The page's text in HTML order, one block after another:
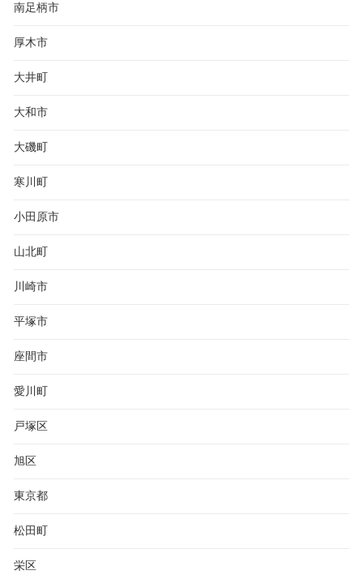
南足柄市
厚木市
大井町
大和市
大磯町
寒川町
小田原市
山北町
川崎市
平塚市
座間市
愛川町
戸塚区
旭区
東京都
松田町
栄区